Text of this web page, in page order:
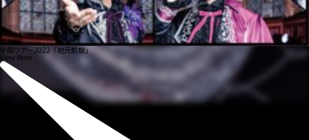
全国ツアー2022「地元凱旋」
View More